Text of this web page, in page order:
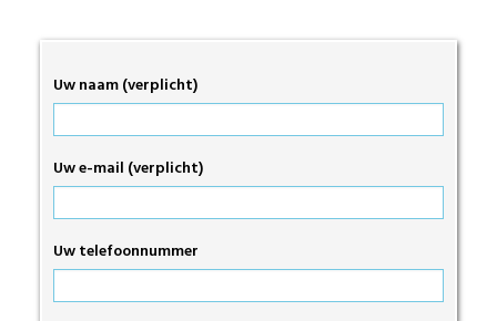
Uw naam (verplicht)
Uw e-mail (verplicht)
Uw telefoonnummer